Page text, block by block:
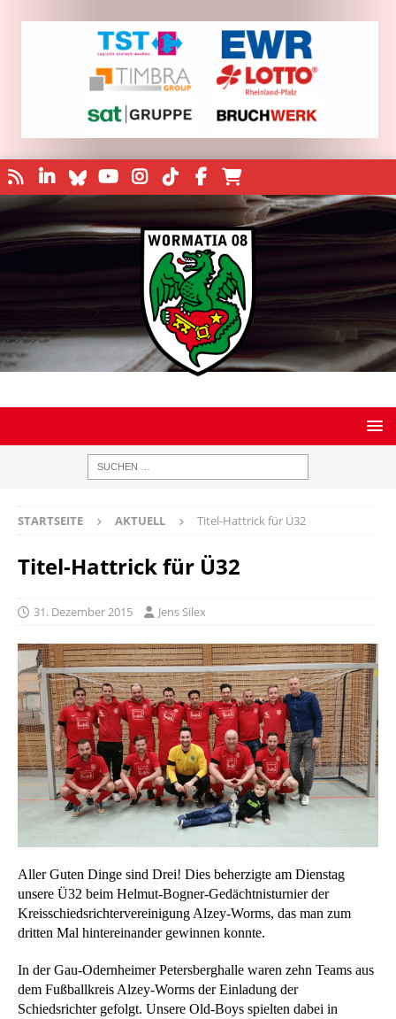
STARTSEITE AKTUELL Titel-Hattrick für Ü32
Titel-Hattrick für Ü32
31. Dezember 2015 Jens Silex
Aller Guten Dinge sind Drei! Dies beherzigte am Dienstag
unsere Ü32 beim Helmut-Bogner-Gedächtnisturnier der
Kreisschiedsrichtervereinigung Alzey-Worms, das man zum
dritten Mal hintereinander gewinnen konnte.
In der Gau-Odernheimer Petersberghalle waren zehn Teams aus
dem Fußballkreis Alzey-Worms der Einladung der
Schiedsrichter gefolgt. Unsere Old-Boys spielten dabei in